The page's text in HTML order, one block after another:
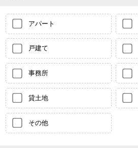
アパート
戸建て
事務所
貸土地
その他